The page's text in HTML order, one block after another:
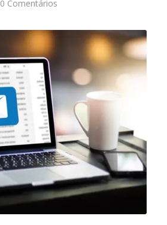
0 Comentários